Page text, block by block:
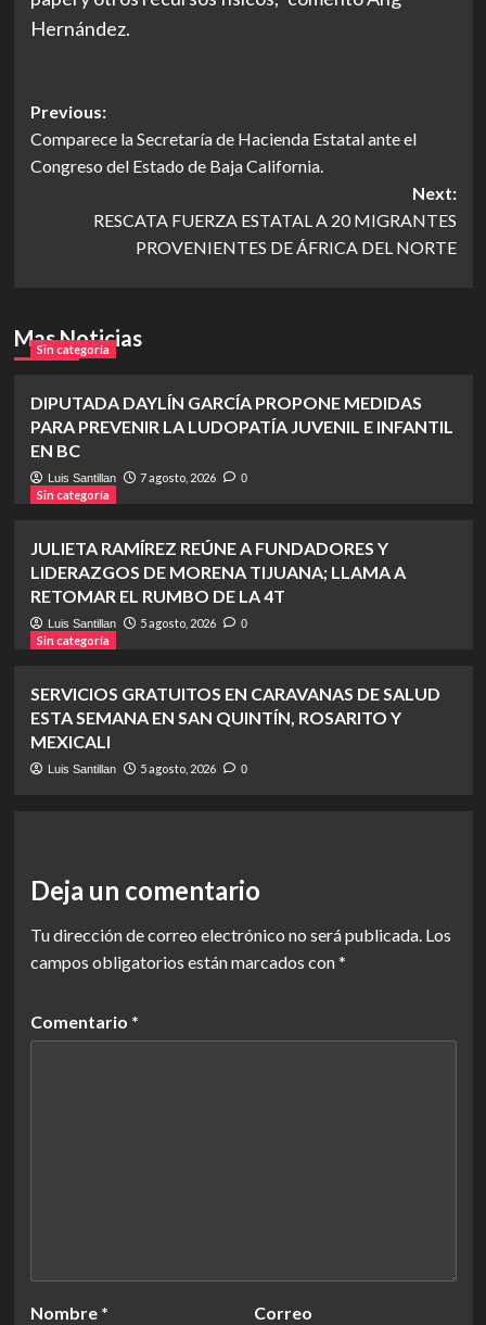
Hernández.
Post
navigation
Previous:
Comparece la Secretaría de Hacienda Estatal ante el
Congreso del Estado de Baja California.
Next:
RESCATA FUERZA ESTATAL A 20 MIGRANTES
PROVENIENTES DE ÁFRICA DEL NORTE
Mas Noticias
Sin categoría
DIPUTADA DAYLÍN GARCÍA PROPONE MEDIDAS
PARA PREVENIR LA LUDOPATÍA JUVENIL E INFANTIL
EN BC
Luis Santillan 7 agosto, 2026 0
Sin categoría
JULIETA RAMÍREZ REÚNE A FUNDADORES Y
LIDERAZGOS DE MORENA TIJUANA; LLAMA A
RETOMAR EL RUMBO DE LA 4T
Luis Santillan 5 agosto, 2026 0
Sin categoría
SERVICIOS GRATUITOS EN CARAVANAS DE SALUD
ESTA SEMANA EN SAN QUINTÍN, ROSARITO Y
MEXICALI
Luis Santillan 5 agosto, 2026 0
Deja un comentario
Tu dirección de correo electrónico no será publicada. Los
campos obligatorios están marcados con*
Comentario *
Nombre * Correo